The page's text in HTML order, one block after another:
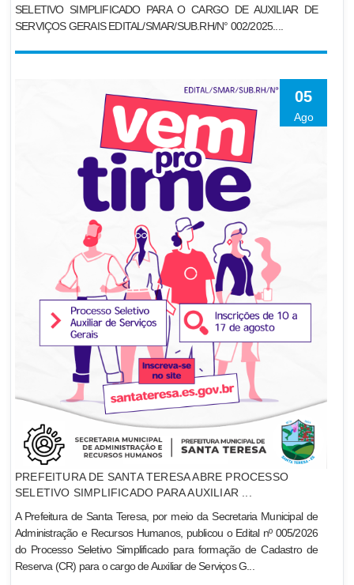
SELETIVO SIMPLIFICADO PARA O CARGO DE AUXILIAR DE
SERVIÇOS GERAIS EDITAL/SMAR/SUB.RH/N° 002/2025....
05
Ago
PREFEITURA DE SANTA TERESA ABRE PROCESSO
SELETIVO SIMPLIFICADO PARA AUXILIAR ...
A Prefeitura de Santa Teresa, por meio da Secretaria Municipal de
Administração e Recursos Humanos, publicou o Edital nº 005/2026
do Processo Seletivo Simplificado para formação de Cadastro de
Reserva (CR) para o cargo de Auxiliar de Serviços G...